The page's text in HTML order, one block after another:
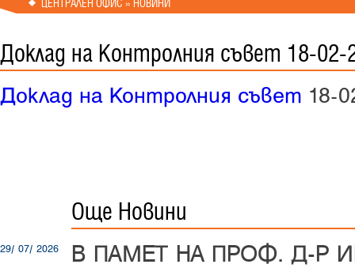
ЦЕНТРАЛЕН ОФИС » НОВИНИ
Доклад на Контролния съвет 18-02-
Доклад на Контролния съвет 18-
Още Новини
29/ 07/ 2026 В ПАМЕТ НА ПРОФ. Д-Р